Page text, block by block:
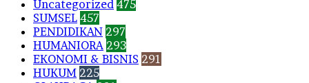
Uncategorized 475
SUMSEL 457
PENDIDIKAN 297
HUMANIORA 293
EKONOMI & BISNIS 291
HUKUM 225